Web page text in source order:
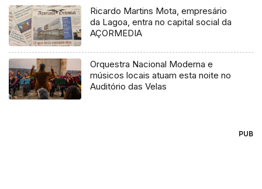
Ricardo Martins Mota, empresário
da Lagoa, entra no capital social da
AÇORMEDIA
Orquestra Nacional Moderna e
músicos locais atuam esta noite no
Auditório das Velas
PUB